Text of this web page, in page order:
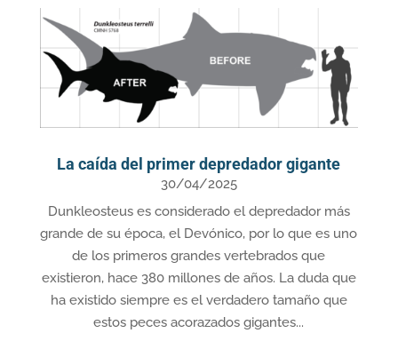
La caída del primer depredador gigante
30/04/2025
Dunkleosteus es considerado el depredador más
grande de su época, el Devónico, por lo que es uno
de los primeros grandes vertebrados que
existieron, hace 380 millones de años. La duda que
ha existido siempre es el verdadero tamaño que
estos peces acorazados gigantes...